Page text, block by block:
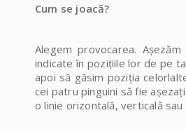
Cum se joacă?
Alegem provocarea.
indicate în pozițiile lor de pe
apoi să găsim poziția
cei patru pinguini să fie
o linie orizontală, verticală sau